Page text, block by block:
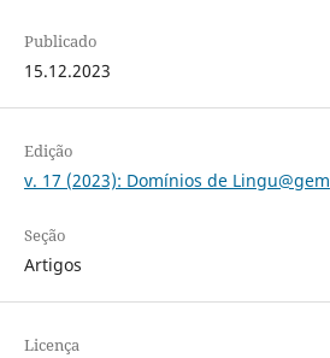
Publicado
15.12.2023
Edição
v. 17 (2023): Domínios de Lingu@gem
Seção
Artigos
Licença